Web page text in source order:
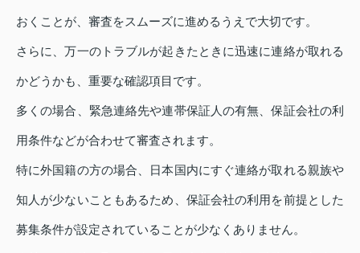
おくことが、審査をスムーズに進めるうえで大切です。
さらに、万一のトラブルが起きたときに迅速に連絡が取れる
かどうかも、重要な確認項目です。
多くの場合、緊急連絡先や連帯保証人の有無、保証会社の利
用条件などが合わせて審査されます。
特に外国籍の方の場合、日本国内にすぐ連絡が取れる親族や
知人が少ないこともあるため、保証会社の利用を前提とした
募集条件が設定されていることが少なくありません。